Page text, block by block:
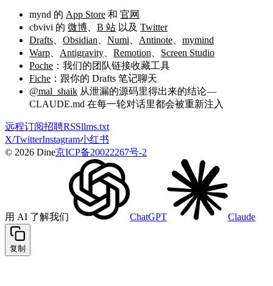
mynd 的 App Store 和 官网
cbvivi 的 微博 B 站 以及 Twitter
Drafts
Obsidian Numi Antinote
mymind
Warp
Antigravity Remotion
Screen Studio
Poche ：我们的团队链接收藏工具
Fiche ：跟你的 Drafts 笔记聊天
@mal_shaik 从泄漏的源码里得出来的结论—
CLAUDE.md 在每一轮对话里都会被重新注入
远程订阅招聘RSSllms.txt
X/TwitterInstagram小红书
© 2026 Dine京ICP备20022267号-2
用 AI 了解我们 ChatGPT Claude
复制